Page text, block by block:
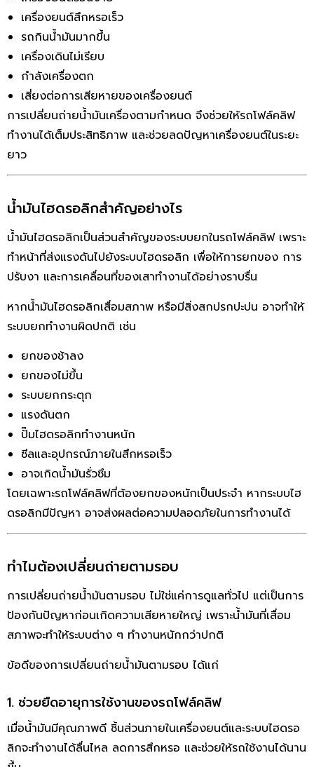
เครื่องยนต์สึกหรอเร็ว
รถกินน้ำมันมากขึ้น
เครื่องเดินไม่เรียบ
กำลังเครื่องตก
เสี่ยงต่อการเสียหายของเครื่องยนต์
การเปลี่ยนถ่ายน้ำมันเครื่องตามกำหนด จึงช่วยให้รถโฟล์คลิฟ
ทำงานได้เต็มประสิทธิภาพ และช่วยลดปัญหาเครื่องยนต์ในระยะ
ยาว
น้ำมันไฮดรอลิกสำคัญอย่างไร
น้ำมันไฮดรอลิกเป็นส่วนสำคัญของระบบยกในรถโฟล์คลิฟ เพราะ
ทำหน้าที่ส่งแรงดันไปยังระบบไฮดรอลิก เพื่อให้การยกของ การ
ปรับงา และการเคลื่อนที่ของเสาทำงานได้อย่างราบรื่น
หากน้ำมันไฮดรอลิกเสื่อมสภาพ หรือมีสิ่งสกปรกปะปน อาจทำให้
ระบบยกทำงานผิดปกติ เช่น
ยกของช้าลง
ยกของไม่ขึ้น
ระบบยกกระตุก
แรงดันตก
ปั๊มไฮดรอลิกทำงานหนัก
ซีลและอุปกรณ์ภายในสึกหรอเร็ว
อาจเกิดน้ำมันรั่วซึม
โดยเฉพาะรถโฟล์คลิฟที่ต้องยกของหนักเป็นประจำ หากระบบไฮ
ดรอลิกมีปัญหา อาจส่งผลต่อความปลอดภัยในการทำงานได้
ทำไมต้องเปลี่ยนถ่ายตามรอบ
การเปลี่ยนถ่ายน้ำมันตามรอบ ไม่ใช่แค่การดูแลทั่วไป แต่เป็นการ
ป้องกันปัญหาก่อนเกิดความเสียหายใหญ่ เพราะน้ำมันที่เสื่อม
สภาพจะทำให้ระบบต่าง ๆ ทำงานหนักกว่าปกติ
ข้อดีของการเปลี่ยนถ่ายน้ำมันตามรอบ ได้แก่
1. ช่วยยืดอายุการใช้งานของรถโฟล์คลิฟ
เมื่อน้ำมันมีคุณภาพดี ชิ้นส่วนภายในเครื่องยนต์และระบบไฮดรอ
ลิกจะทำงานได้ลื่นไหล ลดการสึกหรอ และช่วยให้รถใช้งานได้นาน